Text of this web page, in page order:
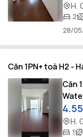
H.
2
28/
Căn 1PN+ toà H2 -
Căn
H.
1